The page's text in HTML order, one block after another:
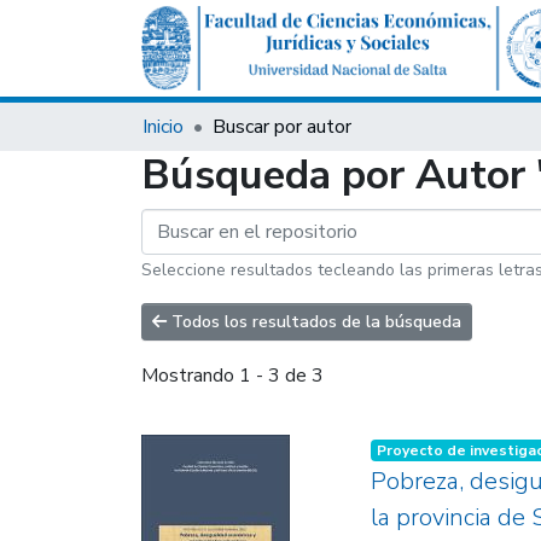
Inicio Buscar por autor
Búsqueda por
Seleccione resultados tecleando las primeras letras
Todos los resultados de la búsqueda
Mostrando 1 - 3 de 3
Proyecto de
Pobreza,
la provincia de